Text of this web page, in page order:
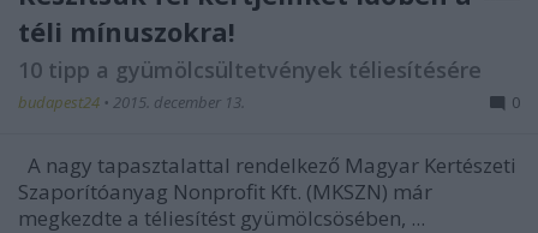
téli mínuszokra!
10 tipp a gyümölcsültetvények téliesítésére
budapest24 • 2015. december 13. 0
A nagy tapasztalattal rendelkező Magyar Kertészeti
Szaporítóanyag Nonprofit Kft. (MKSZN) már
megkezdte a téliesítést gyümölcsösében, ...